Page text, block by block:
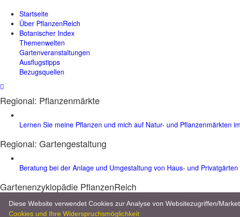
Startseite
Über PflanzenReich
Botanischer Index
Themenwelten
Gartenveranstaltungen
Ausflugstipps
Bezugsquellen
Regional: Pflanzenmärkte
Lernen Sie meine Pflanzen und mich auf Natur- und Pflanzenmärkten
Regional: Gartengestaltung
Beratung bei der Anlage und Umgestaltung von Haus- und
Gartenenzyklopädie PflanzenReich
Entdecken Sie im Gartenlexikon mehr als 8.000 Pflanzen, 10.000 Bilder
Diese Website verwendet Cookies zur Analyse von Websitezugriffen/
Cookies und Ihre Widerspruchsmöglichkeit